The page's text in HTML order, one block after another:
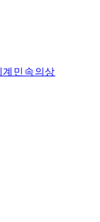
민속의상